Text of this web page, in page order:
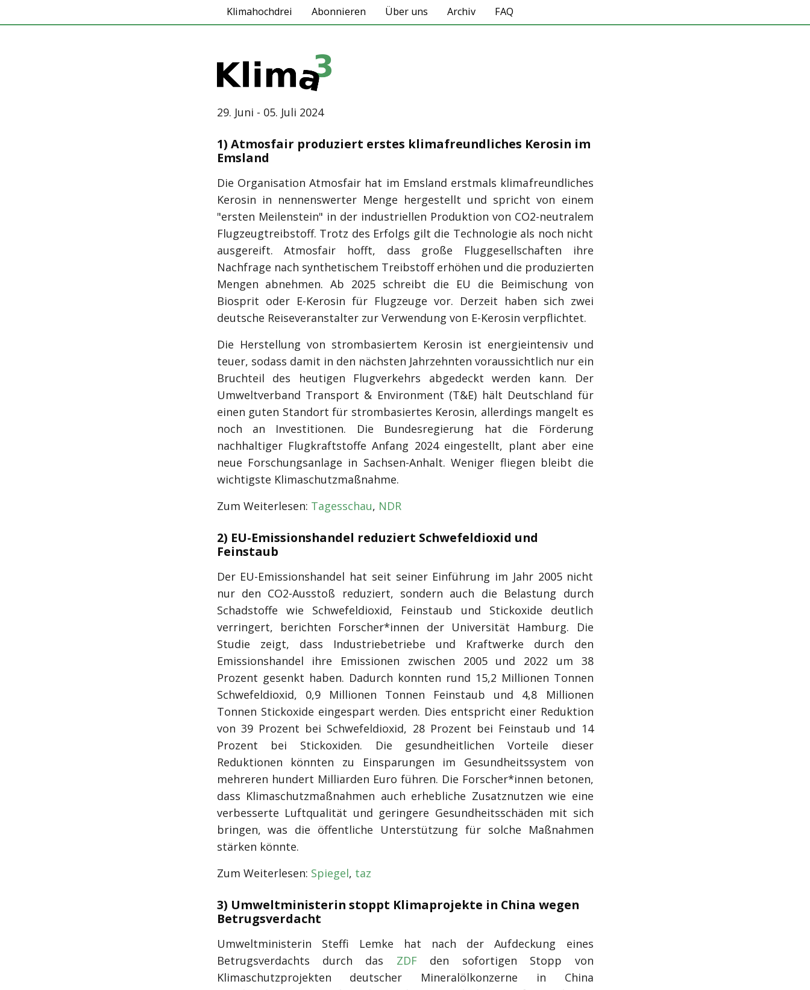
Klimahochdrei Abonnieren Über uns Archiv FAQ
29. Juni - 05. Juli 2024
1) Atmosfair produziert erstes klimafreundliches Kerosin im
Emsland
Die Organisation Atmosfair hat im Emsland erstmals klimafreundliches
Kerosin in nennenswerter Menge hergestellt und spricht von einem
"ersten Meilenstein" in der industriellen Produktion von CO2-neutralem
Flugzeugtreibstoff. Trotz des Erfolgs gilt die Technologie als noch nicht
ausgereift. Atmosfair hofft, dass große Fluggesellschaften ihre
Nachfrage nach synthetischem Treibstoff erhöhen und die produzierten
Mengen abnehmen. Ab 2025 schreibt die EU die Beimischung von
Biosprit oder E-Kerosin für Flugzeuge vor. Derzeit haben sich zwei
deutsche Reiseveranstalter zur Verwendung von E-Kerosin verpflichtet.
Die Herstellung von strombasiertem Kerosin ist energieintensiv und
teuer, sodass damit in den nächsten Jahrzehnten voraussichtlich nur ein
Bruchteil des heutigen Flugverkehrs abgedeckt werden kann. Der
Umweltverband Transport & Environment (T&E) hält Deutschland für
einen guten Standort für strombasiertes Kerosin, allerdings mangelt es
noch an Investitionen. Die Bundesregierung hat die Förderung
nachhaltiger Flugkraftstoffe Anfang 2024 eingestellt, plant aber eine
neue Forschungsanlage in Sachsen-Anhalt. Weniger fliegen bleibt die
wichtigste Klimaschutzmaßnahme.
Zum Weiterlesen: Tagesschau, NDR
2) EU-Emissionshandel reduziert Schwefeldioxid und
Feinstaub
Der EU-Emissionshandel hat seit seiner Einführung im Jahr 2005 nicht
nur den CO2-Ausstoß reduziert, sondern auch die Belastung durch
Schadstoffe wie Schwefeldioxid, Feinstaub und Stickoxide deutlich
verringert, berichten Forscher*innen der Universität Hamburg. Die
Studie zeigt, dass Industriebetriebe und Kraftwerke durch den
Emissionshandel ihre Emissionen zwischen 2005 und 2022 um 38
Prozent gesenkt haben. Dadurch konnten rund 15,2 Millionen Tonnen
Schwefeldioxid, 0,9 Millionen Tonnen Feinstaub und 4,8 Millionen
Tonnen Stickoxide eingespart werden. Dies entspricht einer Reduktion
von 39 Prozent bei Schwefeldioxid, 28 Prozent bei Feinstaub und 14
Prozent bei Stickoxiden. Die gesundheitlichen Vorteile dieser
Reduktionen könnten zu Einsparungen im Gesundheitssystem von
mehreren hundert Milliarden Euro führen. Die Forscher*innen betonen,
dass Klimaschutzmaßnahmen auch erhebliche Zusatznutzen wie eine
verbesserte Luftqualität und geringere Gesundheitsschäden mit sich
bringen, was die öffentliche Unterstützung für solche Maßnahmen
stärken könnte.
Zum Weiterlesen: Spiegel, taz
3) Umweltministerin stoppt Klimaprojekte in China wegen
Betrugsverdacht
Umweltministerin Steffi Lemke hat nach der Aufdeckung eines
Betrugsverdachts durch das ZDFden sofortigen Stopp von
Klimaschutzprojekten deutscher Mineralölkonzerne in China